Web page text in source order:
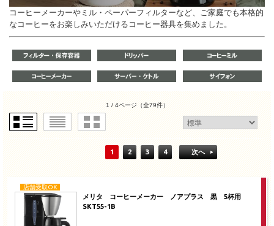
コーヒーメーカーやミル・ペーパーフィルターなど、ご家庭でも本格的
なコーヒーをお楽しみいただけるコーヒー器具を集めました。
1 / 4ページ （全79件）
1 2 3 4 次へ
店舗受取OK
メリタ コーヒーメーカー ノアプラス 黒 5杯用
SKT55-1B